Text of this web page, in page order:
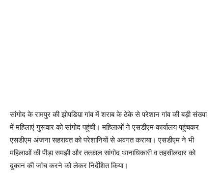
सांगोद के रामपुर की झोपडिय़ा गांव में शराब के ठेके से परेशान गांव की बड़ी संख्या
में महिलाएं गुरूवार को सांगोद पहुंची। महिलाओं ने एसडीएम कार्यालय पहुंचकर
एसडीएम अंजना सहरावत को परेशानियों से अवगत कराया। एसडीएम ने भी
महिलाओं की पीड़ा समझी और तत्काल सांगोद थानाधिकारी व तहसीलदार को
दुकान की जांच करने को लेकर निर्देशित किया।